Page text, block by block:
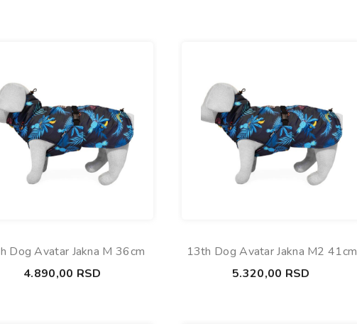
Dog Avatar Jakna M 36cm
4.890,00 RSD
13th Dog Avatar Jakna M2 41cm
5.320,00 RSD